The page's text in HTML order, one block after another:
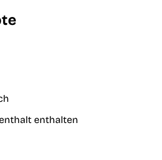
enthalten